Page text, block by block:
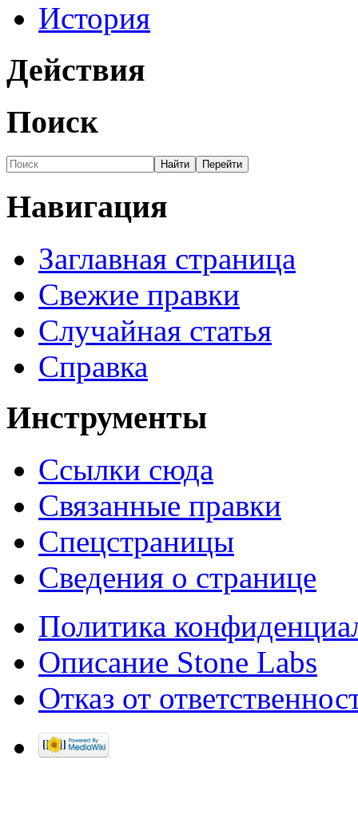
История
Действия
Поиск
Навигация
Заглавная страница
Свежие правки
Случайная статья
Справка
Инструменты
Ссылки сюда
Связанные правки
Спецстраницы
Сведения о странице
Политика
Описание Stone Labs
Отказ от